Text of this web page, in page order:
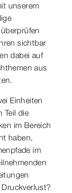
unserem
sichtbar
dabei auf
aus
Einheiten
Teil die
im Bereich
haben,
im